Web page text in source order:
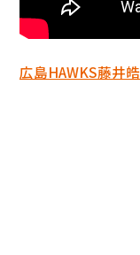
広島HAWKS藤井